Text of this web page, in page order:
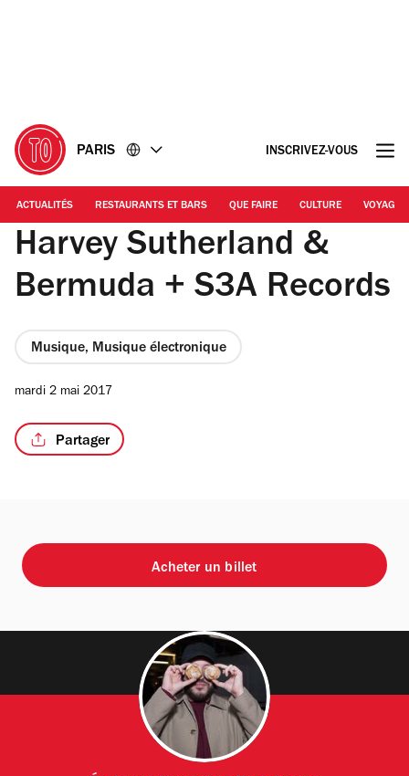
PARIS INSCRIVEZ-VOUS
ACTUALITÉS RESTAURANTS ET BARS QUE FAIRE CULTURE VOYAGE
Harvey Sutherland &
Bermuda + S3A Records
Musique, Musique électronique
mardi 2 mai 2017
Partager
Acheter un billet